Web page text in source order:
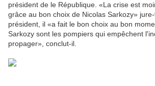
président de le République. «La crise est
grâce au bon choix de Nicolas Sarkozy»
président, il «a fait le bon choix au bon
Sarkozy sont les pompiers qui empêchent
propager», conclut-il.